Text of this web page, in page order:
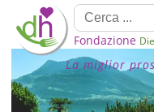
Fondazione
La miglior